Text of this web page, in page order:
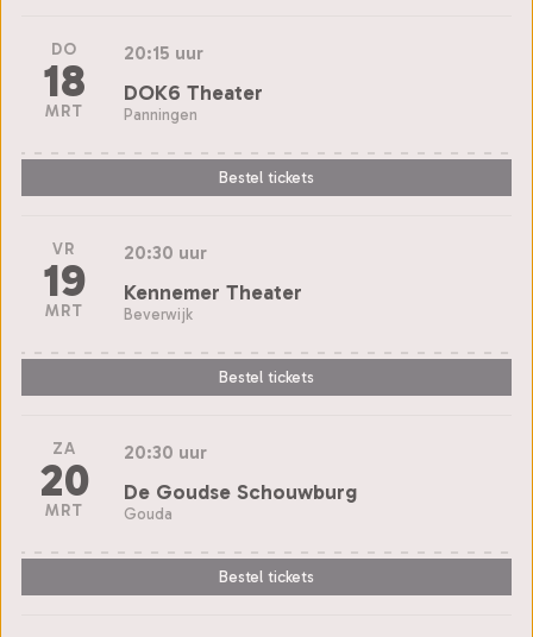
DO
18
MRT
20:15 uur
DOK6 Theater
Panningen
Bestel tickets
VR
19
MRT
20:30 uur
Kennemer Theater
Beverwijk
Bestel tickets
ZA
20
MRT
20:30 uur
De Goudse Schouwburg
Gouda
Bestel tickets